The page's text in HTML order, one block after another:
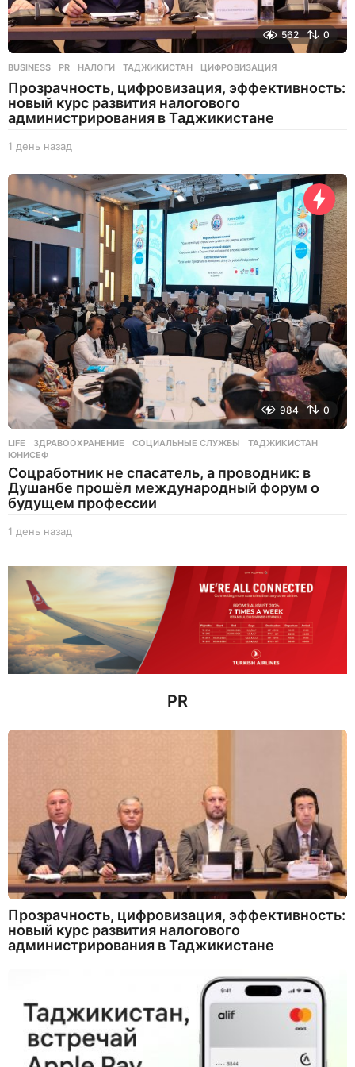
562 0
BUSINESS ,PR НАЛОГИ ,ТАДЖИКИСТАН ,ЦИФРОВИЗАЦИЯ
Прозрачность, цифровизация, эффективность:
новый курс развития налогового
администрирования в Таджикистане
1 день назад
е
н
н
а
з
а
д
984 0
LIFE ЗДРАВООХРАНЕНИЕ ,СОЦИАЛЬНЫЕ СЛУЖБЫ ,ТАДЖИКИСТАН
ЮНИСЕФ
Соцработник не спасатель, а проводник: в
Душанбе прошёл международный форум о
будущем профессии
1 день назад
н
а
з
а
д
PR
Прозрачность, цифровизация, эффективность:
новый курс развития налогового
администрирования в Таджикистане